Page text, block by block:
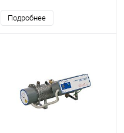
Подробнее